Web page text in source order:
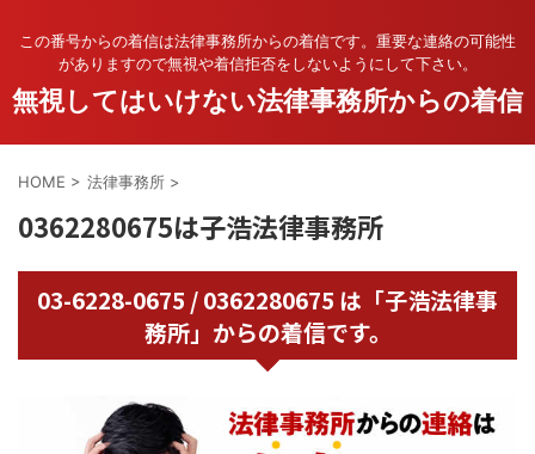
この番号からの着信は法律事務所からの着信です。重要な連絡の可能性
がありますので無視や着信拒否をしないようにして下さい。
無視してはいけない法律事務所からの着信
HOME > 法律事務所 >
0362280675は子浩法律事務所
03-6228-0675 / 0362280675 は「子浩法律事
務所」からの着信です。